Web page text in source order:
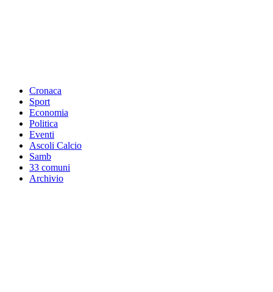
Cronaca
Sport
Economia
Politica
Eventi
Ascoli Calcio
Samb
33 comuni
Archivio